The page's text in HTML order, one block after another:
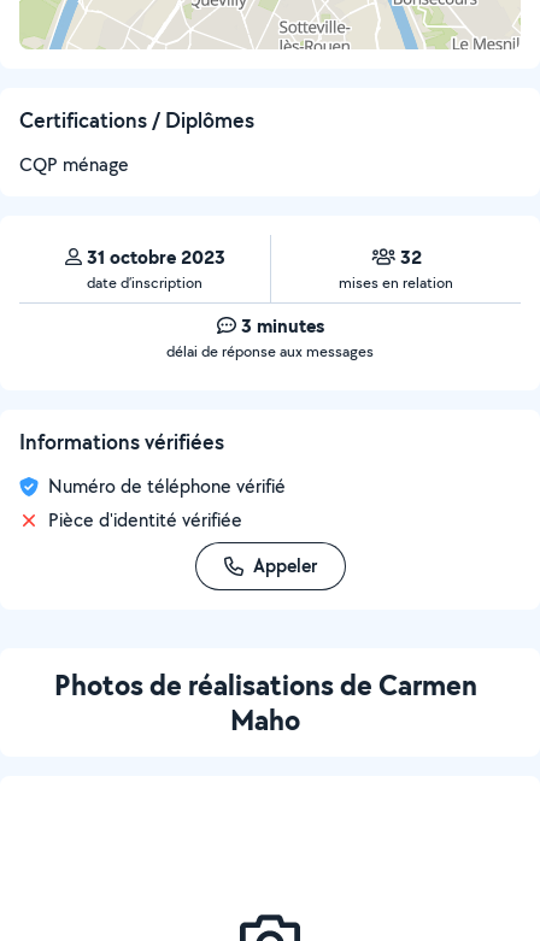
Certifications / Diplômes
CQP ménage
31 octobre 2023
date d’inscription
32
mises en relation
3 minutes
délai de réponse aux messages
Informations vérifiées
Numéro de téléphone vérifié
Pièce d'identité vérifiée
Appeler
Photos de réalisations de Carmen
Maho